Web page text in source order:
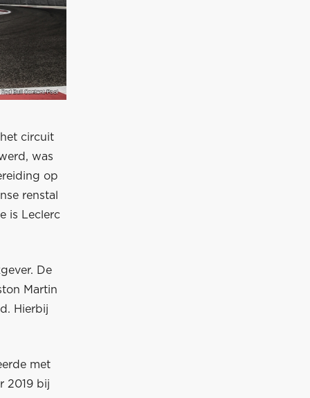
circuit
was
op
renstal
is Leclerc
De
Martin
Hierbij
met
2019 bij